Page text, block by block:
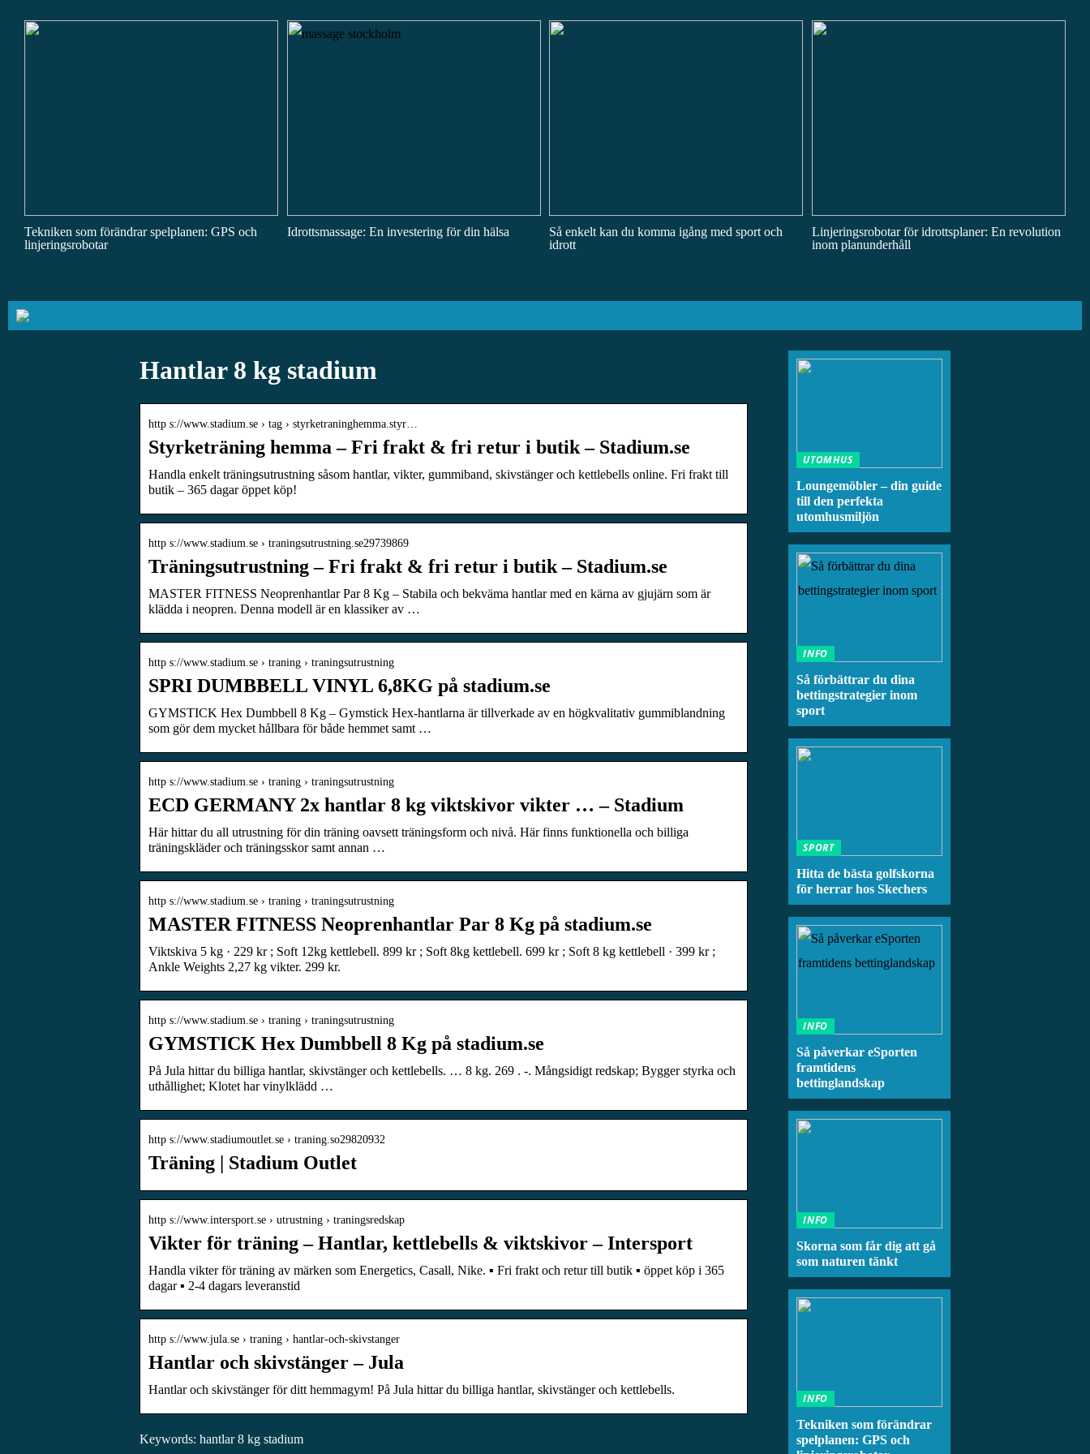
Tekniken som förändrar spelplanen: GPS och
linjeringsrobotar
Idrottsmassage: En investering för din hälsa
Så enkelt kan du komma igång med sport och
idrott
Linjeringsrobotar för idrottsplaner: En revolution
inom planunderhåll
Hantlar 8 kg stadium
http s://www.stadium.se › tag › styrketraninghemma.styr…
Styrketräning hemma – Fri frakt & fri retur i butik – Stadium.se
Handla enkelt träningsutrustning såsom hantlar, vikter, gummiband, skivstänger och kettlebells online. Fri frakt till
butik – 365 dagar öppet köp!
http s://www.stadium.se › traningsutrustning.se29739869
Träningsutrustning – Fri frakt & fri retur i butik – Stadium.se
MASTER FITNESS Neoprenhantlar Par 8 Kg – Stabila och bekväma hantlar med en kärna av gjujärn som är
klädda i neopren. Denna modell är en klassiker av …
http s://www.stadium.se › traning › traningsutrustning
SPRI DUMBBELL VINYL 6,8KG på stadium.se
GYMSTICK Hex Dumbbell 8 Kg – Gymstick Hex-hantlarna är tillverkade av en högkvalitativ gummiblandning
som gör dem mycket hållbara för både hemmet samt …
http s://www.stadium.se › traning › traningsutrustning
ECD GERMANY 2x hantlar 8 kg viktskivor vikter … – Stadium
Här hittar du all utrustning för din träning oavsett träningsform och nivå. Här finns funktionella och billiga
träningskläder och träningsskor samt annan …
http s://www.stadium.se › traning › traningsutrustning
MASTER FITNESS Neoprenhantlar Par 8 Kg på stadium.se
Viktskiva 5 kg · 229 kr ; Soft 12kg kettlebell. 899 kr ; Soft 8kg kettlebell. 699 kr ; Soft 8 kg kettlebell · 399 kr ;
Ankle Weights 2,27 kg vikter. 299 kr.
http s://www.stadium.se › traning › traningsutrustning
GYMSTICK Hex Dumbbell 8 Kg på stadium.se
På Jula hittar du billiga hantlar, skivstänger och kettlebells. … 8 kg. 269 . -. Mångsidigt redskap; Bygger styrka och
uthållighet; Klotet har vinylklädd …
http s://www.stadiumoutlet.se › traning.so29820932
Träning | Stadium Outlet
http s://www.intersport.se › utrustning › traningsredskap
Vikter för träning – Hantlar, kettlebells & viktskivor – Intersport
Handla vikter för träning av märken som Energetics, Casall, Nike. ▪ Fri frakt och retur till butik ▪ öppet köp i 365
dagar ▪ 2-4 dagars leveranstid
http s://www.jula.se › traning › hantlar-och-skivstanger
Hantlar och skivstänger – Jula
Hantlar och skivstänger för ditt hemmagym! På Jula hittar du billiga hantlar, skivstänger och kettlebells.
Keywords: hantlar 8 kg stadium
UTOMHUS
Loungemöbler – din guide
till den perfekta
utomhusmiljön
INFO
Så förbättrar du dina
bettingstrategier inom
sport
SPORT
Hitta de bästa golfskorna
för herrar hos Skechers
INFO
Så påverkar eSporten
framtidens
bettinglandskap
INFO
Skorna som får dig att gå
som naturen tänkt
INFO
Tekniken som förändrar
spelplanen: GPS och